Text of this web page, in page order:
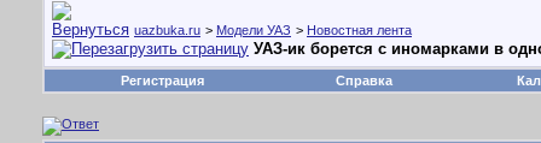
uazbuka.ru > Модели УАЗ > Новостная лента
УАЗ-ик борется с иномарками в
Регистрация Справка